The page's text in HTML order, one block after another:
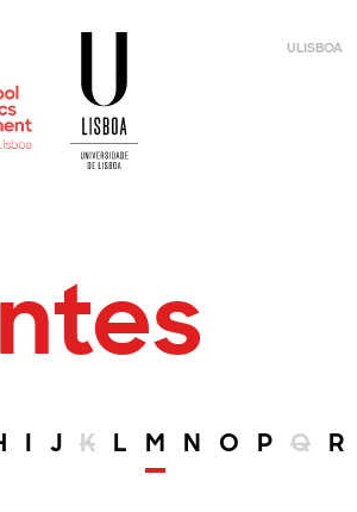
ULISBOA
I J K L M N O P Q R